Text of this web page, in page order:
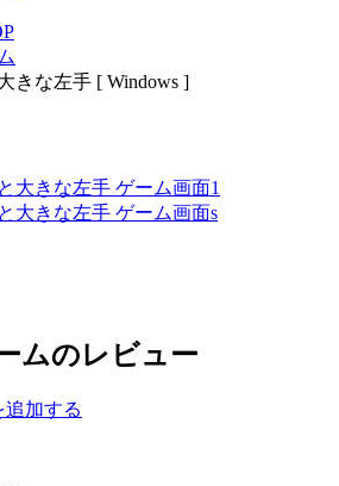
きな左手 [ Windows ]
ムのレビュー
追加する